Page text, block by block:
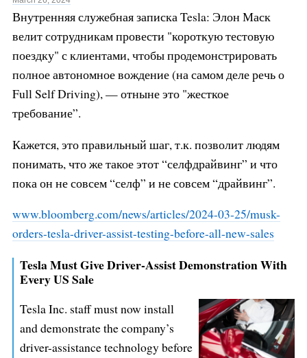
Внутренняя служебная записка Tesla: Элон Маск
велит сотрудникам провести "короткую тестовую
поездку" с клиентами, чтобы продемонстрировать
полное автономное вождение (на самом деле речь о
Full Self Driving), — отныне это "жесткое
требование”.
Кажется, это правильный шаг, т.к. позволит людям
понимать, что же такое этот “селфдрайвинг” и что
пока он не совсем “селф” и не совсем “драйвинг”.
www.bloomberg.com/news/articles/2024-03-25/musk-
orders-tesla-driver-assist-testing-before-all-new-sales
Tesla Must Give Driver-Assist Demonstration With
Every US Sale
Tesla Inc. staff must now install
and demonstrate the company’s
driver-assistance technology before